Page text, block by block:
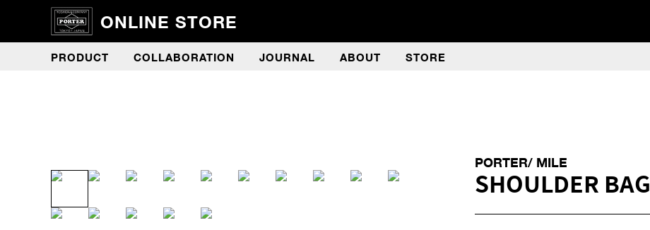
ONLINE STORE
PRODUCT COLLABORATION JOURNAL ABOUT STORE
PORTER/ MILE
SHOULDER BAG